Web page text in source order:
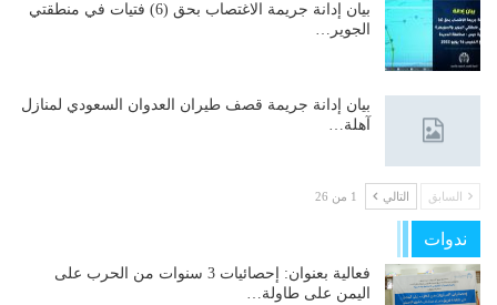
بيان إدانة جريمة الاغتصاب بحق (6) فتيات في منطقتي
الجوير…
بيان إدانة جريمة قصف طيران العدوان السعودي لمنازل
آهلة…
السابق التالي 1 من 26
ندوات
فعالية بعنوان: إحصائيات 3 سنوات من الحرب على
اليمن على طاولة…